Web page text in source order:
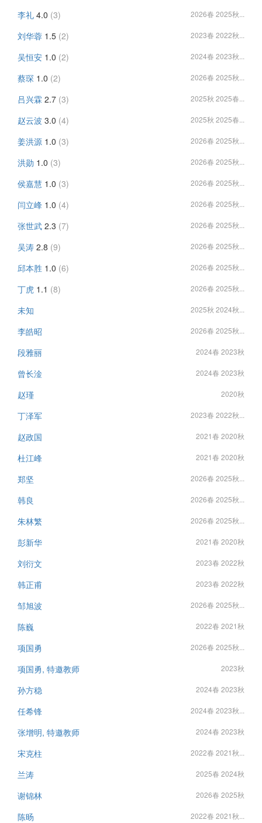
李礼 4.0 (3) 2026春 2025秋...
刘华蓉 1.5 (2) 2023春 2022秋...
吴恒安 1.0 (2) 2024春 2023秋...
蔡琛 1.0 (2) 2026春 2025秋...
吕兴霖 2.7 (3) 2025秋 2025春...
赵云波 3.0 (4) 2025秋 2025春...
姜洪源 1.0 (3) 2026春 2025秋...
洪勋 1.0 (3) 2026春 2025秋...
侯嘉慧 1.0 (3) 2026春 2025秋...
闫立峰 1.0 (4) 2026春 2025秋...
张世武 2.3 (7) 2026春 2025秋...
吴涛 2.8 (9) 2026春 2025秋...
邱本胜 1.0 (6) 2026春 2025秋...
丁虎 1.1 (8) 2026春 2025秋...
未知 2025秋 2024秋...
李皓昭 2026春 2025秋...
段雅丽 2024春 2023秋
曾长淦 2024春 2023秋
赵瑾 2020秋
丁泽军 2023春 2022秋...
赵政国 2021春 2020秋
杜江峰 2021春 2020秋
郑坚 2026春 2025秋...
韩良 2026春 2025秋...
朱林繁 2026春 2025秋...
彭新华 2021春 2020秋
刘衍文 2023春 2022秋
韩正甫 2023春 2022秋
邹旭波 2026春 2025秋...
陈巍 2022春 2021秋
项国勇 2026春 2025秋...
项国勇, 特邀教师 2023秋
孙方稳 2024春 2023秋
任希锋 2024春 2023秋...
张增明, 特邀教师 2024春 2023秋
宋克柱 2022春 2021秋...
兰涛 2025春 2024秋
谢锦林 2026春 2025秋
陈旸 2022春 2021秋...